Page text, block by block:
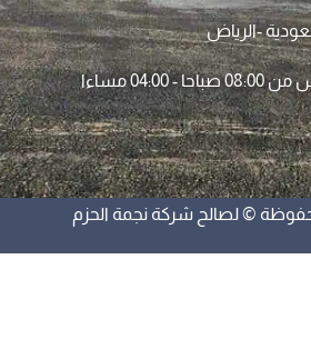
-الرياض
مساءا
© لصالح شركة نجمة الحزم